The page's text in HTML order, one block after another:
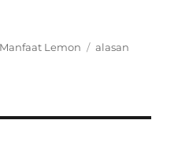
Categories
Manfaat Lemon Tags
alasan